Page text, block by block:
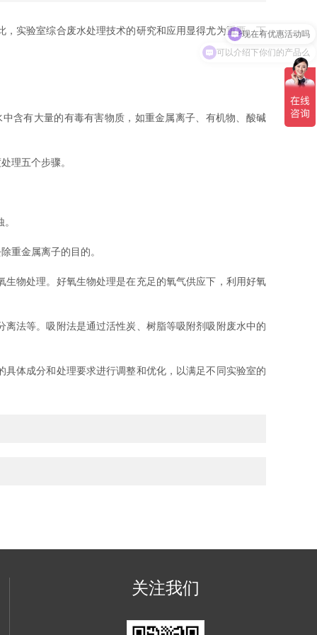
实验室综合废水处理技术的研究和应用显得尤为重要。下
有大量的有毒有害物质，如重金属离子、有机物、酸碱
理五个步骤。
金属离子的目的。
物处理。好氧生物处理是在充足的氧气供应下，利用好氧
法等。吸附法是通过活性炭、树脂等吸附剂吸附废水中的
体成分和处理要求进行调整和优化，以满足不同实验室的
关注我们
可以介绍下你们的产品么